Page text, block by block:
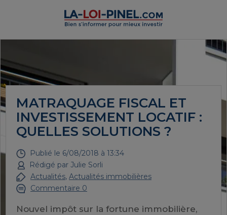
MATRAQUAGE FISCAL ET
INVESTISSEMENT LOCATIF :
QUELLES SOLUTIONS ?
Publié le 6/08/2018 à 13:34
Rédigé par Julie Sorli
Actualités, Actualités immobilières
Commentaire 0
Nouvel impôt sur la fortune immobilière,